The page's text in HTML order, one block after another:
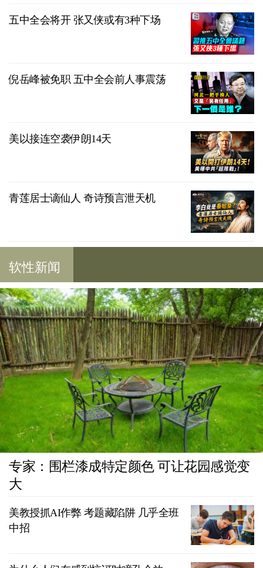
五中全会将开 张又侠或有3种下场
倪岳峰被免职 五中全会前人事震荡
美以接连空袭伊朗14天
青莲居士谪仙人 奇诗预言泄天机
软性新闻
专家：围栏漆成特定颜色 可让花园感觉变
大
美教授抓AI作弊 考题藏陷阱 几乎全班
中招